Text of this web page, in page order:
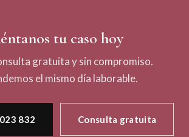
tu caso hoy
gratuita y sin compromiso.
el mismo día laborable.
832 Consulta gratuita